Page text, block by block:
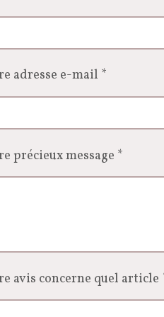
adresse e-mail *
précieux message *
avis concerne quel article